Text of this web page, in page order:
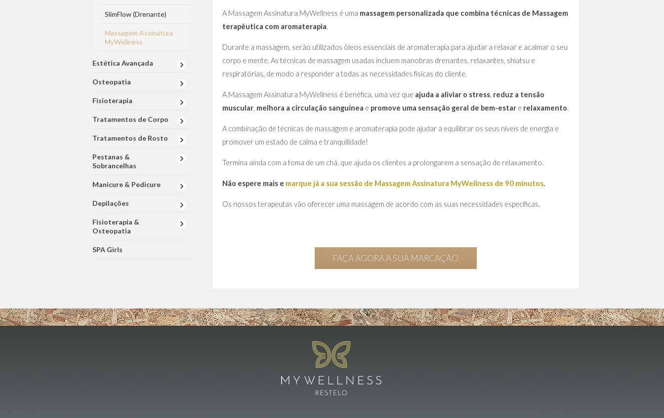
SlimFlow (Drenante)
Massagem Assinatura
MyWellness
Estética Avançada
Osteopatia
Fisioterapia
Tratamentos de Corpo
Tratamentos de Rosto
Pestanas &
Sobrancelhas
Manicure & Pedicure
Depilações
Fisioterapia &
Osteopatia
SPA Girls
A Massagem Assinatura MyWellness é uma massagem personalizada que combina técnicas de Massagem
terapêutica com aromaterapia.
Durante a massagem, serão utilizados óleos essenciais de aromaterapia para ajudar a relaxar e acalmar o seu
corpo e mente. As técnicas de massagem usadas incluem manobras drenantes, relaxantes, shiatsu e
respiratórias, de modo a responder a todas as necessidades físicas do cliente.
A Massagem Assinatura MyWellness é benéfica, uma vez que ajuda a aliviar o stress, reduz a tensão
muscular, melhora a circulação sanguínea e promove uma sensação geral de bem-estare relaxamento.
A combinação de técnicas de massagem e aromaterapia pode ajudar a equilibrar os seus níveis de energia e
promover um estado de calma e tranquilidade!
Termina ainda com a toma de um chá, que ajuda os clientes a prolongarem a sensação de relaxamento.
Não espere mais e marque já a sua sessão de Massagem Assinatura MyWellness de 90 minutos.
Os nossos terapeutas vão oferecer uma massagem de acordo com as suas necessidades específicas.
FAÇA AGORA A SUA MARCAÇÃO